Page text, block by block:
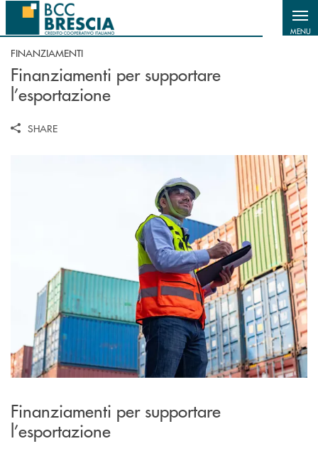
Salta al contenuto principale
MENU
FINANZIAMENTI
Finanziamenti per supportare
l’esportazione
SHARE
Finanziamenti per supportare
l’esportazione